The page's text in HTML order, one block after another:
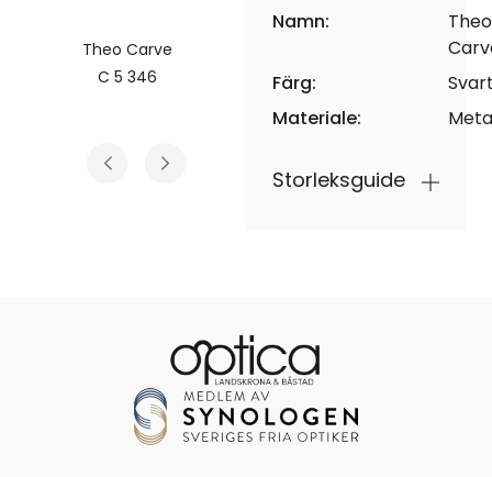
Theo Carve
C 5 346
C 506 7601
Namn:
Theo
Färg:
Materiale:
Storleksguide